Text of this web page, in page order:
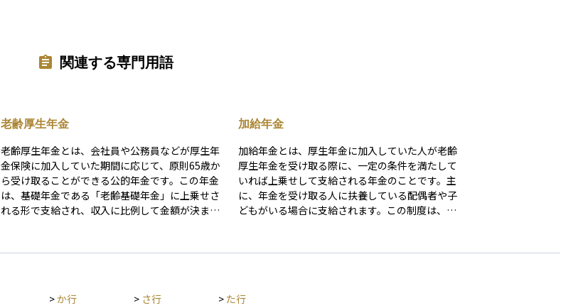
関連する専門用語
老齢厚生年金
老齢厚生年金とは、会社員や公務員などが厚生年
金保険に加入していた期間に応じて、原則65歳か
ら受け取ることができる公的年金です。この年金
は、基礎年金である「老齢基礎年金」に上乗せさ
れる形で支給され、収入に比例して金額が決まる
金額も多くなります。また、一定の要件を満たせ
るための重要な柱となる年金です。
加給年金
加給年金とは、厚生年金に加入していた人が老齢
厚生年金を受け取る際に、一定の条件を満たして
いれば上乗せして支給される年金のことです。主
に、年金を受け取る人に扶養している配偶者や子
どもがいる場合に支給されます。この制度は、家
かたちで支給されます。 ただし、配偶者や子ども
族と一緒に支えていく仕組みの一つといえます。
>か行 > さ行 > た行